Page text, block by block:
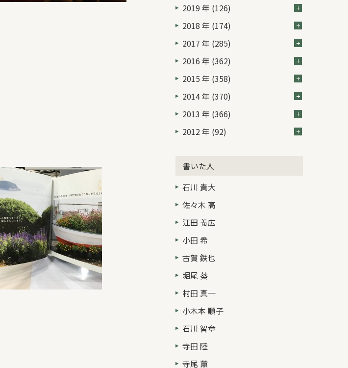
2019 年 (126)
2018 年 (174)
2017 年 (285)
2016 年 (362)
2015 年 (358)
2014 年 (370)
2013 年 (366)
2012 年 (92)
書いた人
石川 貴大
佐々木 高
江田 義広
小田 希
古賀 鉄也
堀尾 葵
村田 真一
小木本 順子
石川 智章
寺田 陸
寺尾 薫